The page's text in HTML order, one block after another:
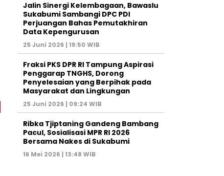
Jalin Sinergi Kelembagaan, Bawaslu
Sukabumi Sambangi DPC PDI
Perjuangan Bahas Pemutakhiran
Data Kepengurusan
25 Juni 2026 | 19:50 WIB
‎Fraksi PKS DPR RI Tampung Aspirasi
Penggarap TNGHS, Dorong
Penyelesaian yang Berpihak pada
Masyarakat dan Lingkungan‎
25 Juni 2026 | 09:24 WIB
Ribka Tjiptaning Gandeng Bambang
Pacul, Sosialisasi MPR RI 2026
Bersama Nakes di Sukabumi
16 Mei 2026 | 13:48 WIB